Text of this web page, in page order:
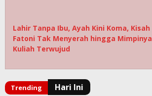
Lahir Tanpa Ibu, Ayah Kini Koma, Kisah
Fatoni Tak Menyerah hingga Mimpinya
Kuliah Terwujud